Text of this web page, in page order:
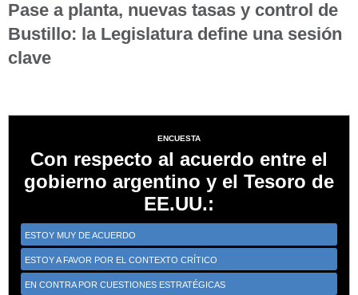
Pase a planta, nuevas tasas y control de
Bustillo: la Legislatura define una sesión
clave
ENCUESTA
Con respecto al acuerdo entre el
gobierno argentino y el Tesoro de
EE.UU.:
ESTOY MUY DE ACUERDO
ESTOY A FAVOR POR EL CONTEXTO CRÍTICO
EN CONTRA POR CUESTIONES ESTRATÉGICAS